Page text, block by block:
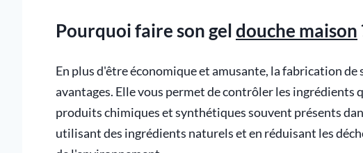
Pourquoi faire son geldouche maison
En plus d'être économique et amusante, la fabrication
avantages. Elle vous permet de contrôler les ingrédients
produits chimiques et synthétiques souvent présents
utilisant des ingrédients naturels et en réduisant les